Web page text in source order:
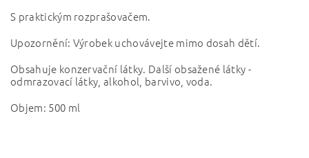
S praktickým rozprašovačem.
Upozornění: Výrobek uchovávejte mimo dosah dětí.
Obsahuje konzervační látky. Další obsažené látky -
odmrazovací látky, alkohol, barvivo, voda.
Objem: 500 ml